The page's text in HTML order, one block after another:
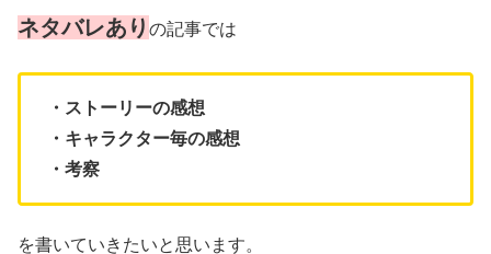
ネタバレあり の記事では
・ストーリーの感想
・キャラクター毎の感想
・考察
を書いていきたいと思います。